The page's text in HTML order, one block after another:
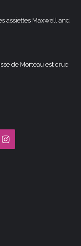
assiettes Maxwell and
de Morteau est crue
Instagram